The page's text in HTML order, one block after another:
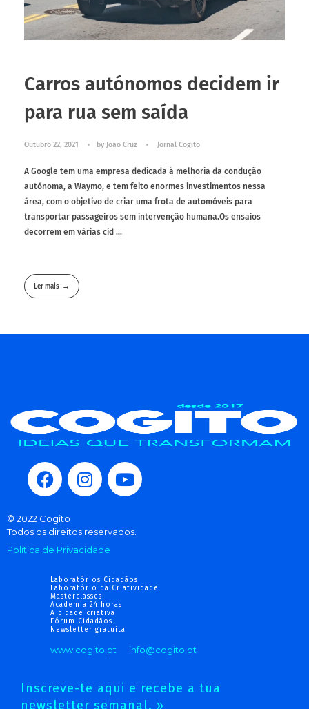
Carros autónomos decidem ir
para rua sem saída
Outubro 22, 2021 by João Cruz Jornal Cogito
A Google tem uma empresa dedicada à melhoria da condução
autónoma, a Waymo, e tem feito enormes investimentos nessa
área, com o objetivo de criar uma frota de automóveis para
transportar passageiros sem intervenção humana.Os ensaios
decorrem em várias cid ...
Ler mais
© 2022 Cogito
Todos os direitos reservados.
Política de Privacidade
Laboratórios Cidadãos
Laboratório da Criatividade
Masterclasses
Academia 24 horas
A cidade criativa
Fórum Cidadãos
Newsletter gratuita
www.cogito.pt info@cogito.pt
Inscreve-te aqui e recebe a tua
newsletter semanal. »